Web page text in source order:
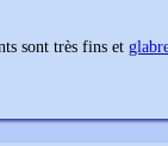
sont très fins et